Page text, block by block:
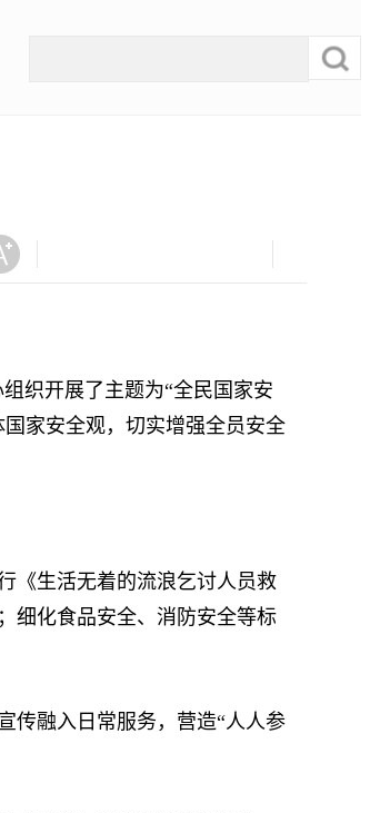
织开展了主题为“全民国家安
家安全观，切实增强全员安全
《生活无着的流浪乞讨人员救
细化食品安全、消防安全等标
融入日常服务，营造“人人参